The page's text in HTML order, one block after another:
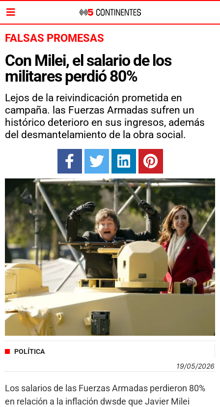
FALSAS PROMESAS
Con Milei, el salario de los
militares perdió 80%
Lejos de la reivindicación prometida en
campaña. las Fuerzas Armadas sufren un
histórico deterioro en sus ingresos, además
del desmantelamiento de la obra social.
POLÍTICA
19/05/2026
Los salarios de las Fuerzas Armadas perdieron 80%
en relación a la inflación dwsde que Javier Milei